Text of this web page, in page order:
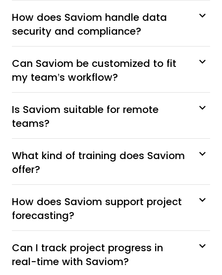
How does Saviom handle data
security and compliance?
Can Saviom be customized to fit
my team’s workflow?
Is Saviom suitable for remote
teams?
What kind of training does Saviom
offer?
How does Saviom support project
forecasting?
Can I track project progress in
real-time with Saviom?